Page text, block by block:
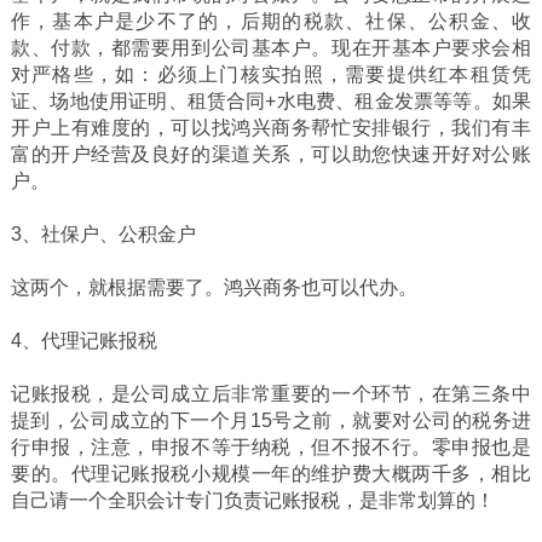
作，基本户是少不了的，后期的税款、社保、公积金、收
款、付款，都需要用到公司基本户。现在开基本户要求会相
对严格些，如：必须上门核实拍照，需要提供红本租赁凭
证、场地使用证明、租赁合同+水电费、租金发票等等。如果
开户上有难度的，可以找鸿兴商务帮忙安排银行，我们有丰
富的开户经营及良好的渠道关系，可以助您快速开好对公账
户。
3、社保户、公积金户
这两个，就根据需要了。鸿兴商务也可以代办。
4、代理记账报税
记账报税，是公司成立后非常重要的一个环节，在第三条中
提到，公司成立的下一个月15号之前，就要对公司的税务进
行申报，注意，申报不等于纳税，但不报不行。零申报也是
要的。代理记账报税小规模一年的维护费大概两千多，相比
自己请一个全职会计专门负责记账报税，是非常划算的！